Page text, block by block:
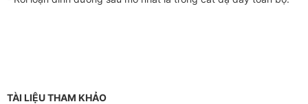
TÀI LIỆU THAM KHẢO